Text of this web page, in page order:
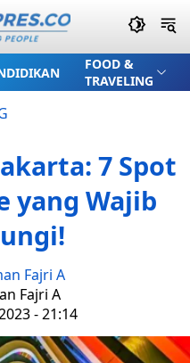
FOOD &
TRAVELING
7 Spot
yang Wajib
Fajri A
Fajri A
- 21:14